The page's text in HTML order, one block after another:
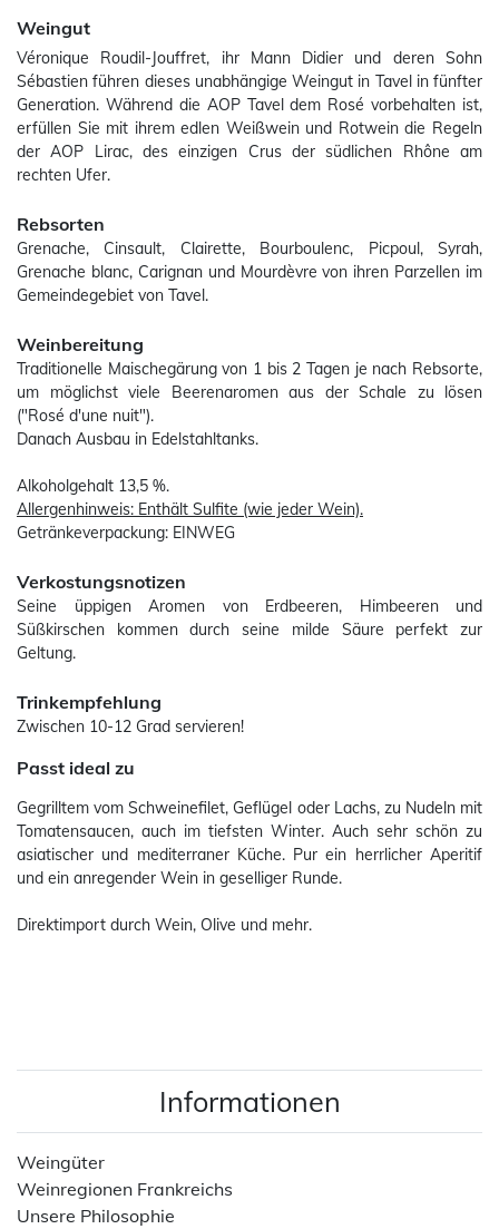
Weingut
Véronique Roudil-Jouffret, ihr Mann Didier und deren Sohn
Sébastien führen dieses unabhängige Weingut in Tavel in fünfter
Generation. Während die AOP Tavel dem Rosé vorbehalten ist,
erfüllen Sie mit ihrem edlen Weißwein und Rotwein die Regeln
der AOP Lirac, des einzigen Crus der südlichen Rhône am
rechten Ufer.
Rebsorten
Grenache, Cinsault, Clairette, Bourboulenc, Picpoul, Syrah,
Grenache blanc, Carignan und Mourdèvre von ihren Parzellen im
Gemeindegebiet von Tavel.
Weinbereitung
Traditionelle Maischegärung von 1 bis 2 Tagen je nach Rebsorte,
um möglichst viele Beerenaromen aus der Schale zu lösen
("Rosé d'une nuit").
Danach Ausbau in Edelstahltanks.
Alkoholgehalt 13,5 %.
Allergenhinweis: Enthält Sulfite (wie jeder Wein).
Getränkeverpackung: EINWEG
Verkostungsnotizen
Seine üppigen Aromen von Erdbeeren, Himbeeren und
Süßkirschen kommen durch seine milde Säure perfekt zur
Geltung.
Trinkempfehlung
Zwischen 10-12 Grad servieren!
Passt ideal zu
Gegrilltem vom Schweinefilet, Geflügel oder Lachs, zu Nudeln mit
Tomatensaucen, auch im tiefsten Winter. Auch sehr schön zu
asiatischer und mediterraner Küche. Pur ein herrlicher Aperitif
und ein anregender Wein in geselliger Runde.
Direktimport durch Wein, Olive und mehr.
Informationen
Weingüter
Weinregionen Frankreichs
Unsere Philosophie